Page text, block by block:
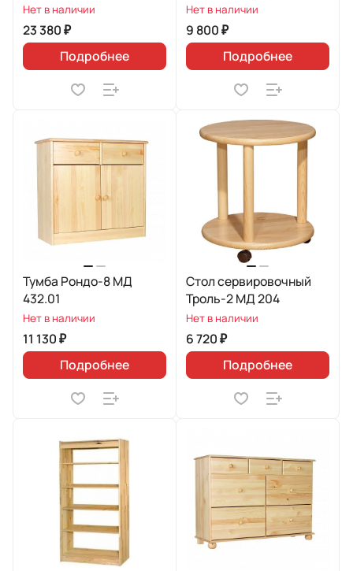
Нет в наличии
23 380 ₽
Подробнее
Нет в наличии
9 800 ₽
Подробнее
Тумба Рондо-8 МД
432.01
Нет в наличии
11 130 ₽
Подробнее
Стол сервировочный
Троль-2 МД 204
Нет в наличии
6 720 ₽
Подробнее